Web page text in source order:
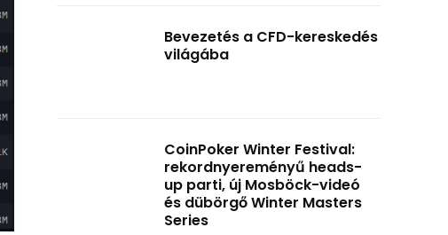
Bevezetés a CFD-kereskedés
világába
CoinPoker Winter Festival:
rekordnyereményű heads-
up parti, új Mosböck-videó
és dübörgő Winter Masters
Series